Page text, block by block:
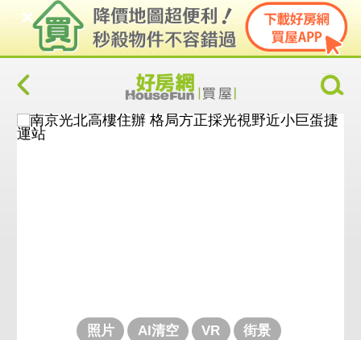
照片 AI清空 VR 街景